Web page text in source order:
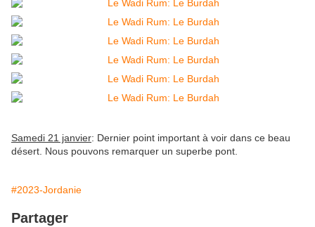
Samedi 21 janvier: Dernier point important à voir dans ce beau
désert. Nous pouvons remarquer un superbe pont.
#2023-Jordanie
Partager